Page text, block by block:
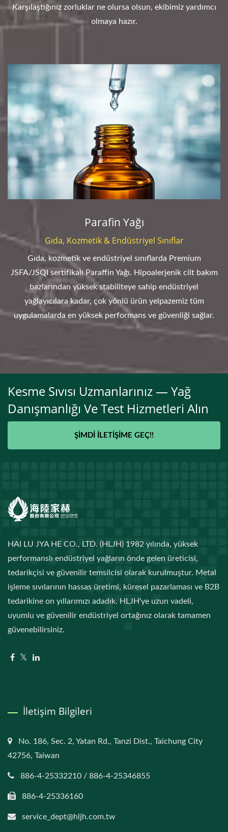
Karşılaştığınız zorluklar ne olursa olsun, ekibimiz yardımcı
olmaya hazır.
Parafin Yağı
Gıda, Kozmetik & Endüstriyel Sınıflar
Gıda, kozmetik ve endüstriyel sınıflarda Premium
JSFA/JSQI sertifikalı Paraffin Yağı. Hipoalerjenik cilt bakım
bazlarından yüksek stabiliteye sahip endüstriyel
yağlayıcılara kadar, çok yönlü ürün yelpazemiz tüm
uygulamalarda en yüksek performans ve güvenliği sağlar.
Kesme Sıvısı Uzmanlarınız — Yağ
Danışmanlığı Ve Test Hizmetleri Alın
ŞIMDI İLETIŞIME GEÇ!!
HAI LU JYA HE CO., LTD. (HLJH) 1982 yılında, yüksek
performanslı endüstriyel yağların önde gelen üreticisi,
tedarikçisi ve güvenilir temsilcisi olarak kurulmuştur. Metal
işleme sıvılarının hassas üretimi, küresel pazarlaması ve B2B
tedarikine on yıllarımızı adadık. HLJH'ye uzun vadeli,
uyumlu ve güvenilir endüstriyel ortağınız olarak tamamen
güvenebilirsiniz.
İletişim Bilgileri
No. 186, Sec. 2, Yatan Rd., Tanzi Dist., Taichung City
42756, Taiwan
886-4-25332210 / 886-4-25346855
886-4-25336160
service_dept@hljh.com.tw